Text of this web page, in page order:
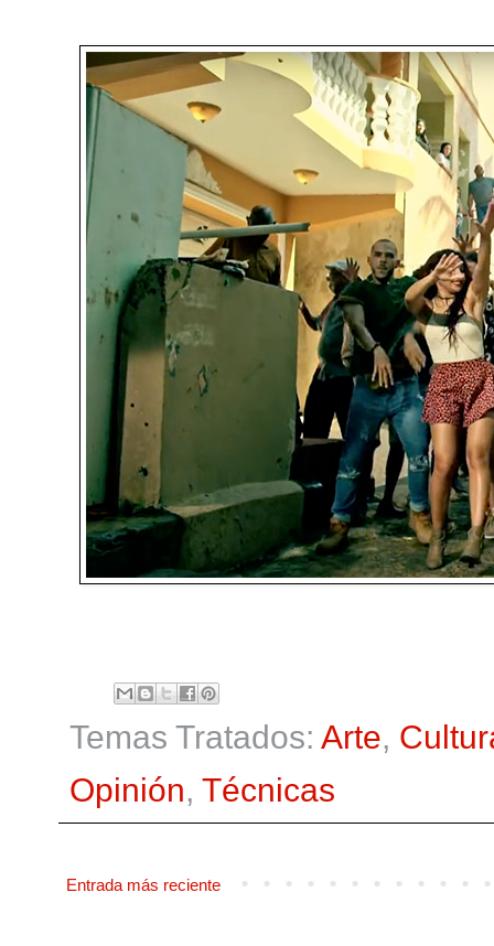
Temas Tratados: Arte,
Opinión, Técnicas
Entrada más reciente